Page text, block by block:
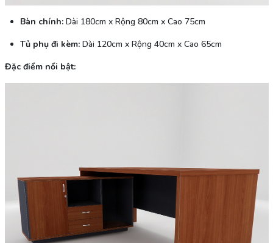
Bàn chính:Dài 180cm x Rộng 80cm x Cao 75cm
Tủ phụ đi kèm:Dài 120cm x Rộng 40cm x Cao 65cm
Đặc điểm nổi bật: